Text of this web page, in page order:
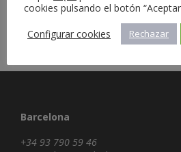
Barcelona
+34 93 790 59 46
cookies pulsando el botón
Configurar cookies
Rechazar